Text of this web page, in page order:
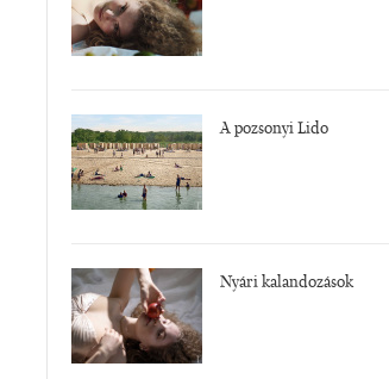
A pozsonyi Lido
Nyári kalandozások